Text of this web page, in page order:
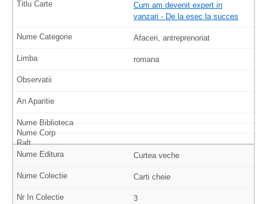
Cum am devenit expert in
vanzari - De la esec la succes
Afaceri, antreprenoriat
romana
Curtea veche
Carti cheie
3